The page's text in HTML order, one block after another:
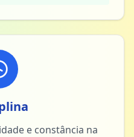
e constância na